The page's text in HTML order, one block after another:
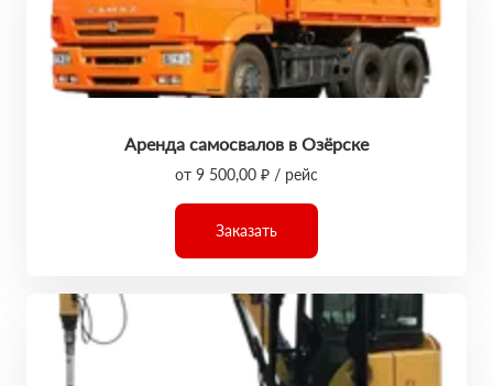
Аренда самосвалов в Озёрске
от 9 500,00 ₽ / рейс
Заказать